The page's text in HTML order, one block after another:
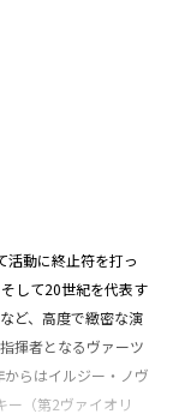
活動に終止符を打っ
して20世紀を代表す
ど、高度で緻密な演
揮者となるヴァーツ
らはイルジー・ノヴ
ー（第2ヴァイオリ